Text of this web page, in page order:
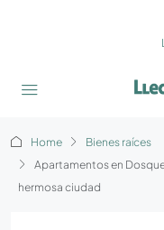
Home
Bienes raíces
Apartamentos en
hermosa ciudad